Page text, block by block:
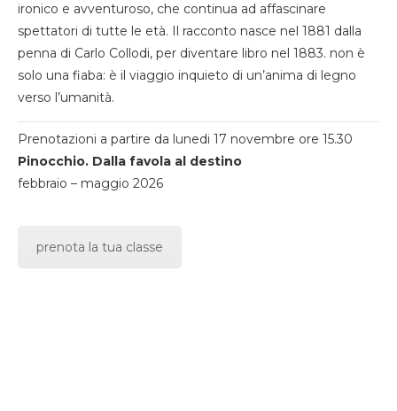
ironico e avventuroso, che continua ad affascinare
spettatori di tutte le età. Il racconto nasce nel 1881 dalla
penna di Carlo Collodi, per diventare libro nel 1883. non è
solo una fiaba: è il viaggio inquieto di un’anima di legno
verso l’umanità.
Prenotazioni a partire da lunedi 17 novembre ore 15.30
Pinocchio. Dalla favola al destino
febbraio – maggio 2026
prenota la tua classe